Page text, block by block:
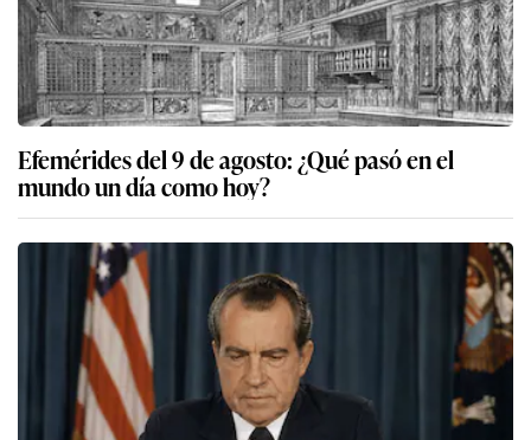
Efemérides del 9 de agosto: ¿Qué pasó en el
mundo un día como hoy?